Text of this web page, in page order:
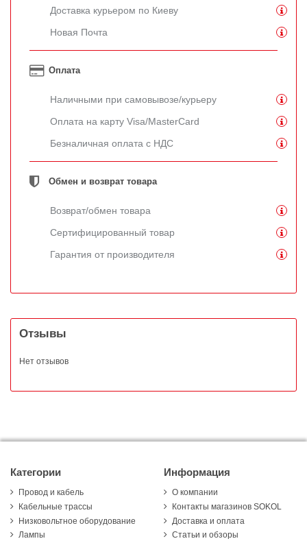
Доставка курьером по Киеву
Новая Почта
Оплата
Наличными при самовывозе/курьеру
Оплата на карту Visa/MasterCard
Безналичная оплата с НДС
Обмен и возврат товара
Возврат/обмен товара
Сертифицированный товар
Гарантия от производителя
Отзывы
Нет отзывов
Категории
Провод и кабель
Кабельные трассы
Низковольтное оборудование
Лампы
Информация
О компании
Контакты магазинов SOKOL
Доставка и оплата
Статьи и обзоры